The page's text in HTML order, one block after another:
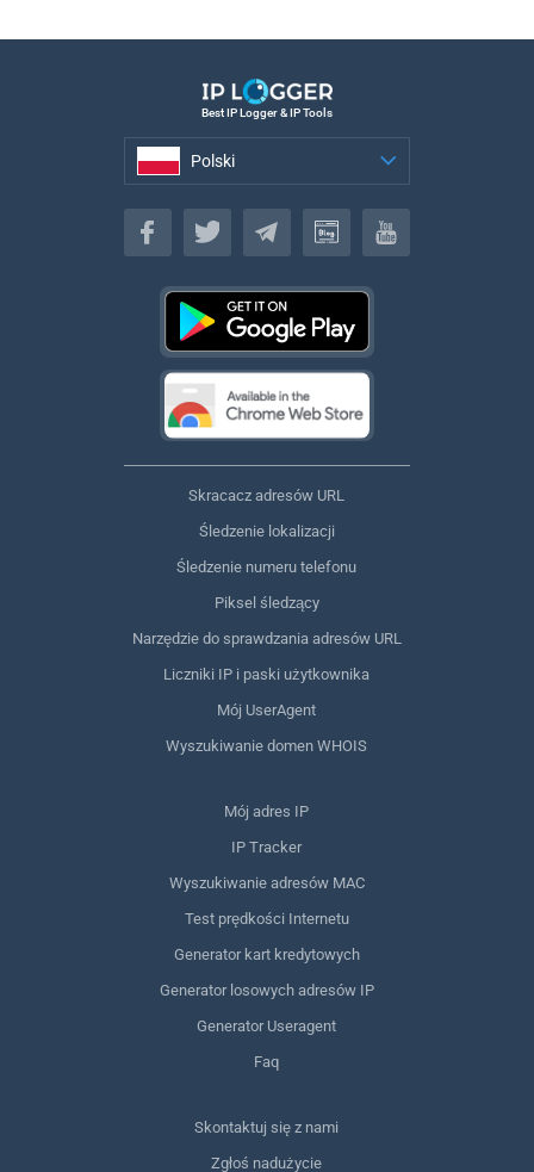
Best IP Logger & IP Tools
Polski
Polski
Skracacz adresów URL
Śledzenie lokalizacji
Śledzenie numeru telefonu
Piksel śledzący
Narzędzie do sprawdzania adresów URL
Liczniki IP i paski użytkownika
Mój UserAgent
Wyszukiwanie domen WHOIS
Mój adres IP
IP Tracker
Wyszukiwanie adresów MAC
Test prędkości Internetu
Generator kart kredytowych
Generator losowych adresów IP
Generator Useragent
Faq
Skontaktuj się z nami
Zgłoś nadużycie